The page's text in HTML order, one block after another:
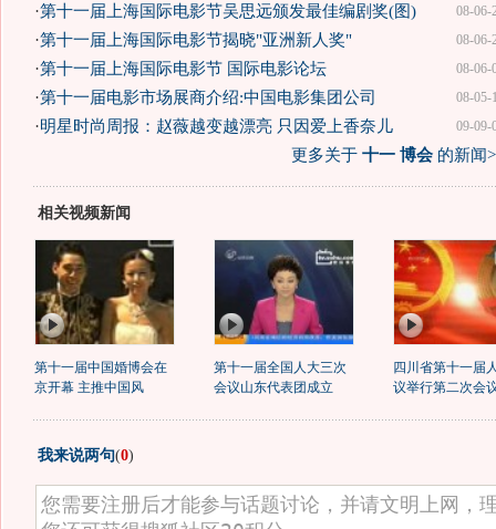
08-06-
·第十一届上海国际电影节吴思远颁发最佳编剧奖(图)
08-06-
·第十一届上海国际电影节揭晓"亚洲新人奖"
08-06-
·第十一届上海国际电影节 国际电影论坛
08-05-
·第十一届电影市场展商介绍:中国电影集团公司
09-09-
·明星时尚周报：赵薇越变越漂亮 只因爱上香奈儿
更多关于 十一 博会的新闻
相关视频新闻
第十一届中国婚博会在
京开幕 主推中国风
第十一届全国人大三次
会议山东代表团成立
四川省第十一届
议举行第二次会
我来说两句(0)